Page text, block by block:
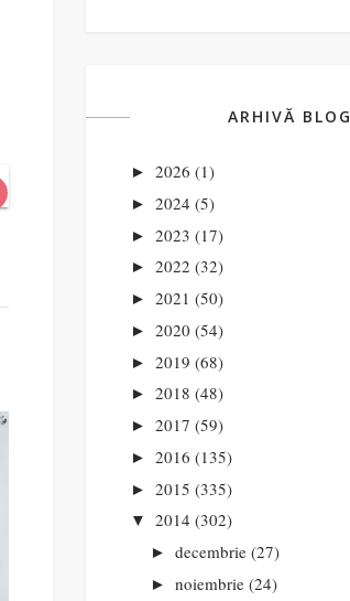
ARHIVĂ BLOG
► 2026 (1)
► 2024 (5)
► 2023 (17)
► 2022 (32)
► 2021 (50)
► 2020 (54)
► 2019 (68)
► 2018 (48)
► 2017 (59)
► 2016 (135)
► 2015 (335)
▼ 2014 (302)
► decembrie (27)
► noiembrie (24)